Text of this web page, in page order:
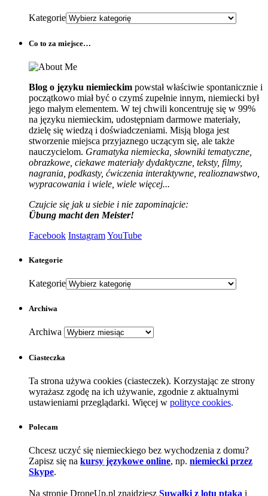
Kategorie
Co to za miejsce…
Blog o języku niemieckim powstał właściwie spontanicznie i
początkowo miał być o czymś zupełnie innym, niemiecki był
jego małym elementem. W tej chwili koncentruję się w 99%
na języku niemieckim, udostępniam darmowe materiały,
dzielę się wiedzą i doświadczeniami. Misją bloga jest
stworzenie miejsca przyjaznego uczącym się, ale także
nauczycielom. Gramatyka niemiecka, słowniki tematyczne,
obrazkowe, ciekawe materiały dydaktyczne, teksty, filmy,
nagrania, podkasty, ćwiczenia interaktywne, realioznawstwo,
wypracowania i wiele, wiele więcej...
Czujcie się jak u siebie i nie zapominajcie:
Übung macht den Meister!
Facebook InstagramYouTube
Kategorie
Kategorie
Archiwa
Archiwa
Ciasteczka
Ta strona używa cookies (ciasteczek). Korzystając ze strony
wyrażasz zgodę na ich używanie, zgodnie z aktualnymi
ustawieniami przeglądarki. Więcej w polityce cookies.
Polecam
Chcesz uczyć się niemieckiego bez wychodzenia z domu?
Zapisz się na kursy językowe online, np. niemiecki przez
Skype.
Na stronie DroneUp.pl znajdziesz Suwałki z lotu ptaka i